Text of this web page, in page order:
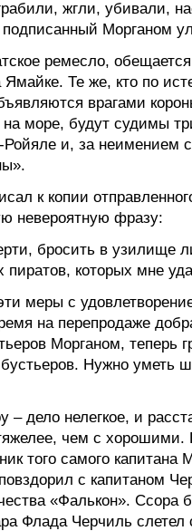
жгли, убивали,
Морганом
ремесло,
Ямайке. Те же, кто по
врагами
море, будут судимы
Ройяле и, за неимением
к копии
невероятную фразу:
бросить в узилище
пиратов, которых мне
меры с
на перепродаже
Морганом, теперь
Нужно уметь
дело нелегкое, и
чем с хорошими.
того самого капитана
с капитаном
«Фалькон». Ссора
Флада Черчиль слетел